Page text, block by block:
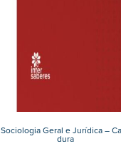
Sociologia Geral e Jurídica –
dura